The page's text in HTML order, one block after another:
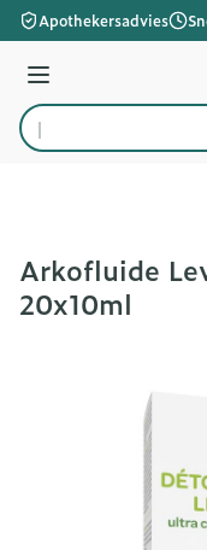
Ga naar de inhoud
Apothekersadvies
Menu
Product, merk,
Arkofluide
20x10ml